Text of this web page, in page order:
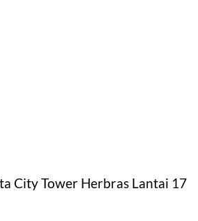
City Tower Herbras Lantai 17